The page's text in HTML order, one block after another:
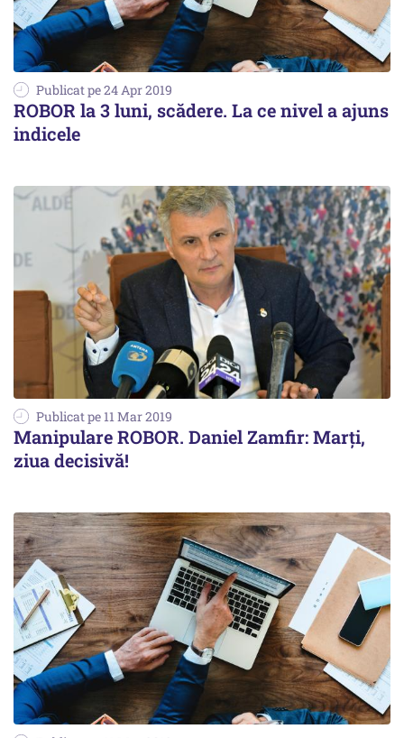
Publicat pe 24 Apr 2019
ROBOR la 3 luni, scădere. La ce nivel a ajuns
indicele
Publicat pe 11 Mar 2019
Manipulare ROBOR. Daniel Zamfir: Marţi,
ziua decisivă!